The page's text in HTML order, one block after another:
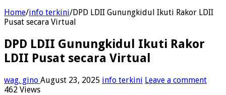
Home/info terkini/DPD LDII Gunungkidul Ikuti Rakor LDII
Pusat secara Virtual
DPD LDII Gunungkidul Ikuti Rakor
LDII Pusat secara Virtual
wag. gino August 23, 2025 info terkini Leave a comment
462 Views